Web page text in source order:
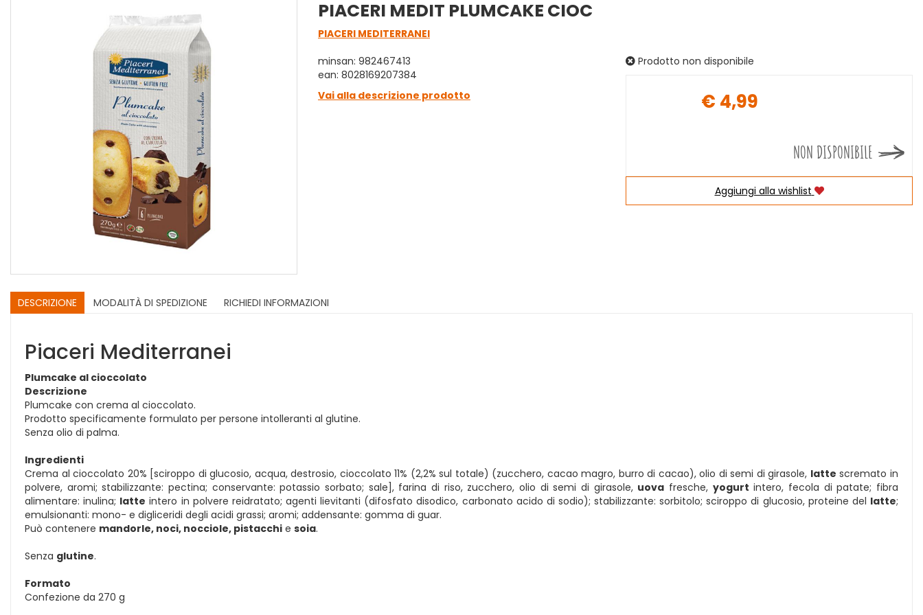
PIACERI MEDIT PLUMCAKE CIOC
PIACERI MEDITERRANEI
minsan: 982467413
ean: 8028169207384
Vai alla descrizione prodotto
Prodotto non disponibile
€ 4,99
NON DISPONIBILE
Aggiungi alla wishlist
DESCRIZIONE MODALITÀ DI SPEDIZIONE RICHIEDI INFORMAZIONI
Piaceri Mediterranei
Plumcake al cioccolato
Descrizione
Plumcake con crema al cioccolato.
Prodotto specificamente formulato per persone intolleranti al glutine.
Senza olio di palma.
Ingredienti
Crema al cioccolato 20% [sciroppo di glucosio, acqua, destrosio, cioccolato 11% (2,2% sul totale) (zucchero, cacao magro, burro di cacao), olio di semi di girasole, latte scremato in
polvere, aromi; stabilizzante: pectina; conservante: potassio sorbato; sale], farina di riso, zucchero, olio di semi di girasole, uova fresche, yogurt intero, fecola di patate; fibra
alimentare: inulina; latte intero in polvere reidratato; agenti lievitanti (difosfato disodico, carbonato acido di sodio); stabilizzante: sorbitolo; sciroppo di glucosio, proteine del latte;
emulsionanti: mono- e digliceridi degli acidi grassi; aromi; addensante: gomma di guar.
Può contenere mandorle, noci, nocciole, pistacchi e soia.
Senza glutine.
Formato
Confezione da 270 g